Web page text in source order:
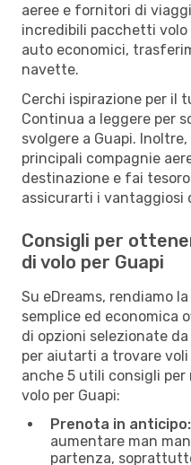
aeree e fornitori di
incredibili pacchetti
auto economici,
navette.
Cerchi ispirazione per il
Continua a leggere per
svolgere a Guapi.
principali compagnie
destinazione e fai
assicurarti i vantaggiosi
Consigli per
di volo per Guapi
Su eDreams, rendiamo
semplice ed economica
di opzioni selezionate
per aiutarti a trovare
anche 5 utili consigli per
volo per Guapi:
Prenota in anticipo:
aumentare man
partenza,